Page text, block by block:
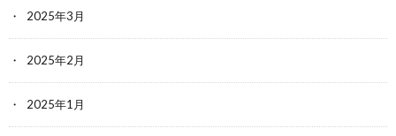
2025年3月
2025年2月
2025年1月